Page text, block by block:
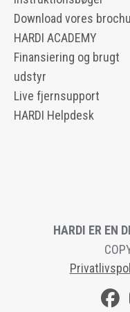
Download vores
HARDI ACADEMY
Finansiering og brugt
udstyr
Live fjernsupport
HARDI Helpdesk
HARDI ER EN